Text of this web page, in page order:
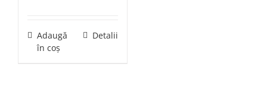
Adaugă
în coș
Detalii